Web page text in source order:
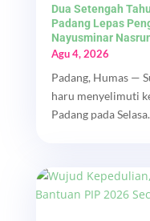
Dua Setengah
Padang Lepas
Nayusminar
Agu 4, 2026
Padang, Humas —
haru menyelimuti
Padang pada